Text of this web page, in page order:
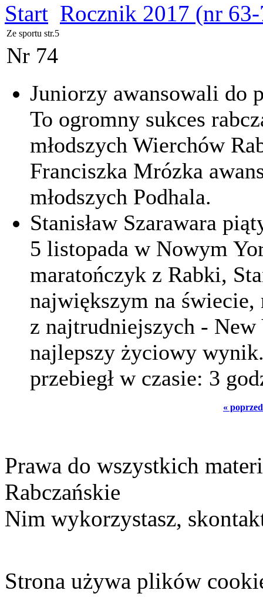
Start Rocznik 2017 (nr
Ze sportu str.5
Nr 74
Juniorzy awansowali do
To ogromny sukces
młodszych Wierchów
Franciszka Mrózka
młodszych Podhala.
Stanisław Szarawara
5 listopada w Nowym
maratończyk z Rabki,
największym na
z najtrudniejszych -
najlepszy życiowy
przebiegł w czasie: 3
«
Prawa do wszystkich
Rabczańskie
Nim wykorzystasz,
Strona używa plików